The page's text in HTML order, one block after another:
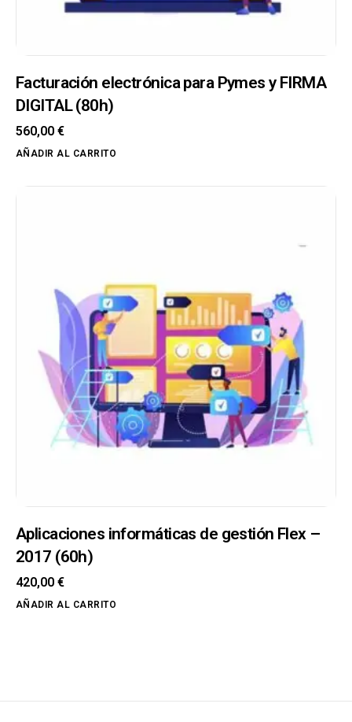
Facturación electrónica para Pymes y FIRMA
DIGITAL (80h)
560,00 €
AÑADIR AL CARRITO
Aplicaciones informáticas de gestión Flex –
2017 (60h)
420,00 €
AÑADIR AL CARRITO